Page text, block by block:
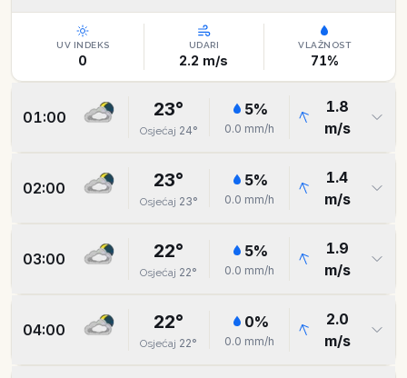
UV INDEKS
0
UDARI
2.2 m/s
VLAŽNOST
71%
01:00 23°
Osjećaj 24°
5%
0.0 mm/h
1.8
m/s
02:00 23°
Osjećaj 23°
5%
0.0 mm/h
1.4
m/s
03:00 22°
Osjećaj 22°
5%
0.0 mm/h
1.9
m/s
04:00 22°
Osjećaj 22°
0%
0.0 mm/h
2.0
m/s